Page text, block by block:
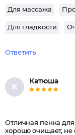
Для массажа
Для гладкости
Ответить
К
Катюша
Отличная пенка
хорошо очищает, не